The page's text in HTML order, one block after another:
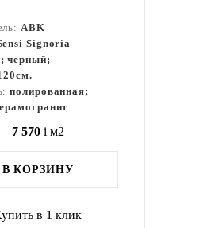
ABK
Signoria
черный;
полированная;
7 570 i м2
В КОРЗИНУ
в 1 клик